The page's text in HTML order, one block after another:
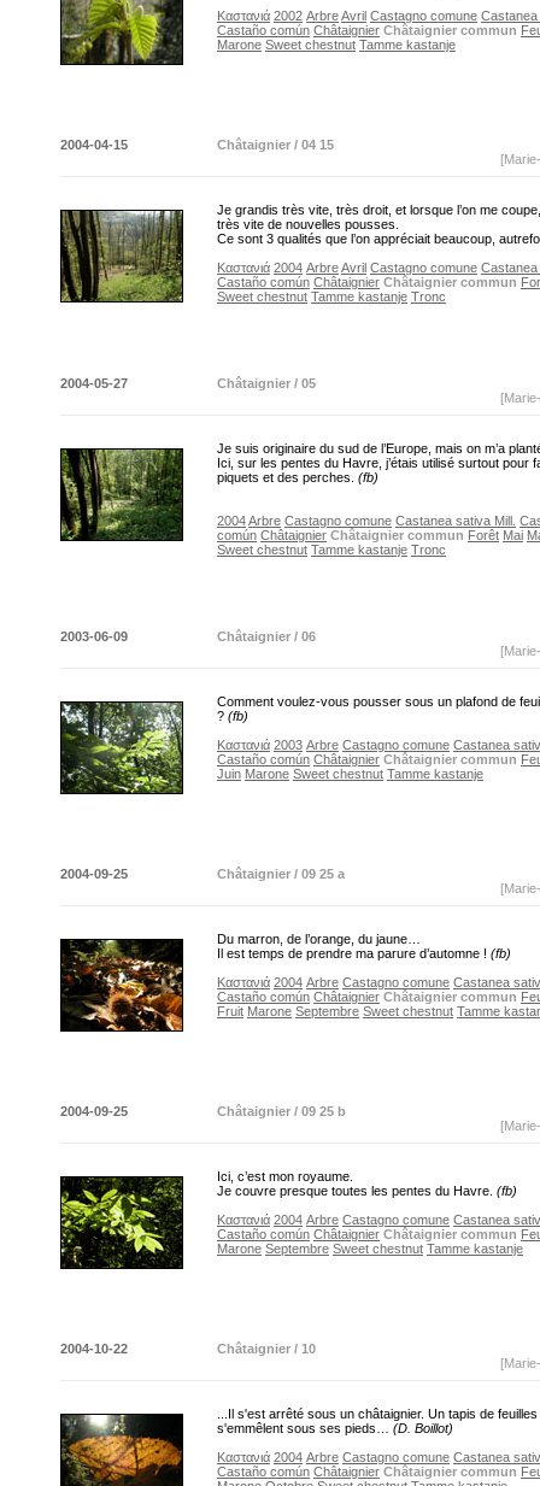
Καστανιά 2002 ArbreAvril Castagno comune Castanea
Castaño común Châtaignier Châtaignier commun
Marone Sweet chestnut Tamme kastanje
2004-04-15
Châtaignier / 04 15
Je grandis très vite, très droit, et lorsque l’on me
très vite de nouvelles pousses.
Ce sont 3 qualités que l’on appréciait beaucoup,
Καστανιά 2004 ArbreAvril Castagno comune Castanea
Castaño común Châtaignier Châtaignier commun
Sweet chestnut Tamme kastanje Tronc
2004-05-27
Châtaignier / 05
Je suis originaire du sud de l’Europe, mais on m’a
Ici, sur les pentes du Havre, j’étais utilisé surtout pour
piquets et des perches. (fb)
2004Arbre Castagno comune Castanea sativa Mill.
común Châtaignier Châtaignier commun Forêt Mai
Sweet chestnut Tamme kastanje Tronc
2003-06-09
Châtaignier / 06
Comment voulez-vous pousser sous un plafond de
? (fb)
Καστανιά 2003 Arbre Castagno comune Castanea
Castaño común Châtaignier Châtaignier commun
Juin Marone Sweet chestnut Tamme kastanje
2004-09-25
Châtaignier / 09 25 a
Du marron, de l’orange, du jaune…
Il est temps de prendre ma parure d’automne ! (fb)
Καστανιά 2004 Arbre Castagno comune Castanea
Castaño común Châtaignier Châtaignier commun
Fruit Marone Septembre Sweet chestnut Tamme
2004-09-25
Châtaignier / 09 25 b
Ici, c’est mon royaume.
Je couvre presque toutes les pentes du Havre. (fb)
Καστανιά 2004 Arbre Castagno comune Castanea
Castaño común Châtaignier Châtaignier commun
Marone Septembre Sweet chestnut Tamme kastanje
2004-10-22
Châtaignier / 10
...Il s'est arrêté sous un châtaignier. Un tapis de
s'emmêlent sous ses pieds… (D. Boillot)
Καστανιά 2004 Arbre Castagno comune Castanea
Castaño común Châtaignier Châtaignier commun